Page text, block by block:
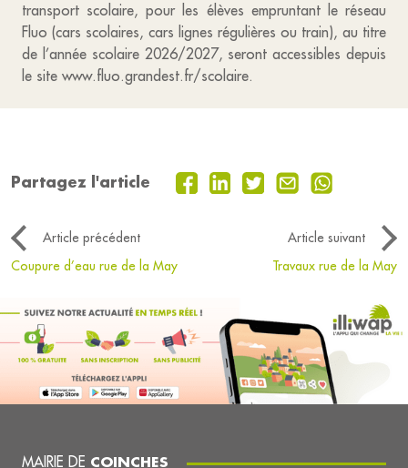
transport scolaire, pour les élèves empruntant le réseau
Fluo (cars scolaires, cars lignes régulières ou train), au titre
de l’année scolaire 2026/2027, seront accessibles depuis
le site www.fluo.grandest.fr/scolaire.
Partagez l'article
Article précédent
Article suivant
Coupure d’eau rue de la May
Travaux rue de la May
MAIRIE DE COINCHES